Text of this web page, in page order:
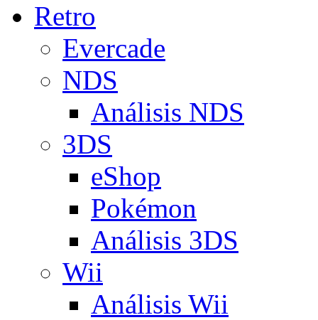
Retro
Evercade
NDS
Análisis NDS
3DS
eShop
Pokémon
Análisis 3DS
Wii
Análisis Wii